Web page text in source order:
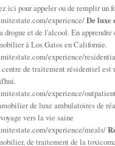
ici pour appeler ou de remplir un
experience/De luxe
drogue et de l'alcool. En
à Los Gatos en Californie.
experience/
de traitement résidentiel est
experience/
de luxe ambulatoires de
vers la vie saine
experience/meals/
de traitement de la